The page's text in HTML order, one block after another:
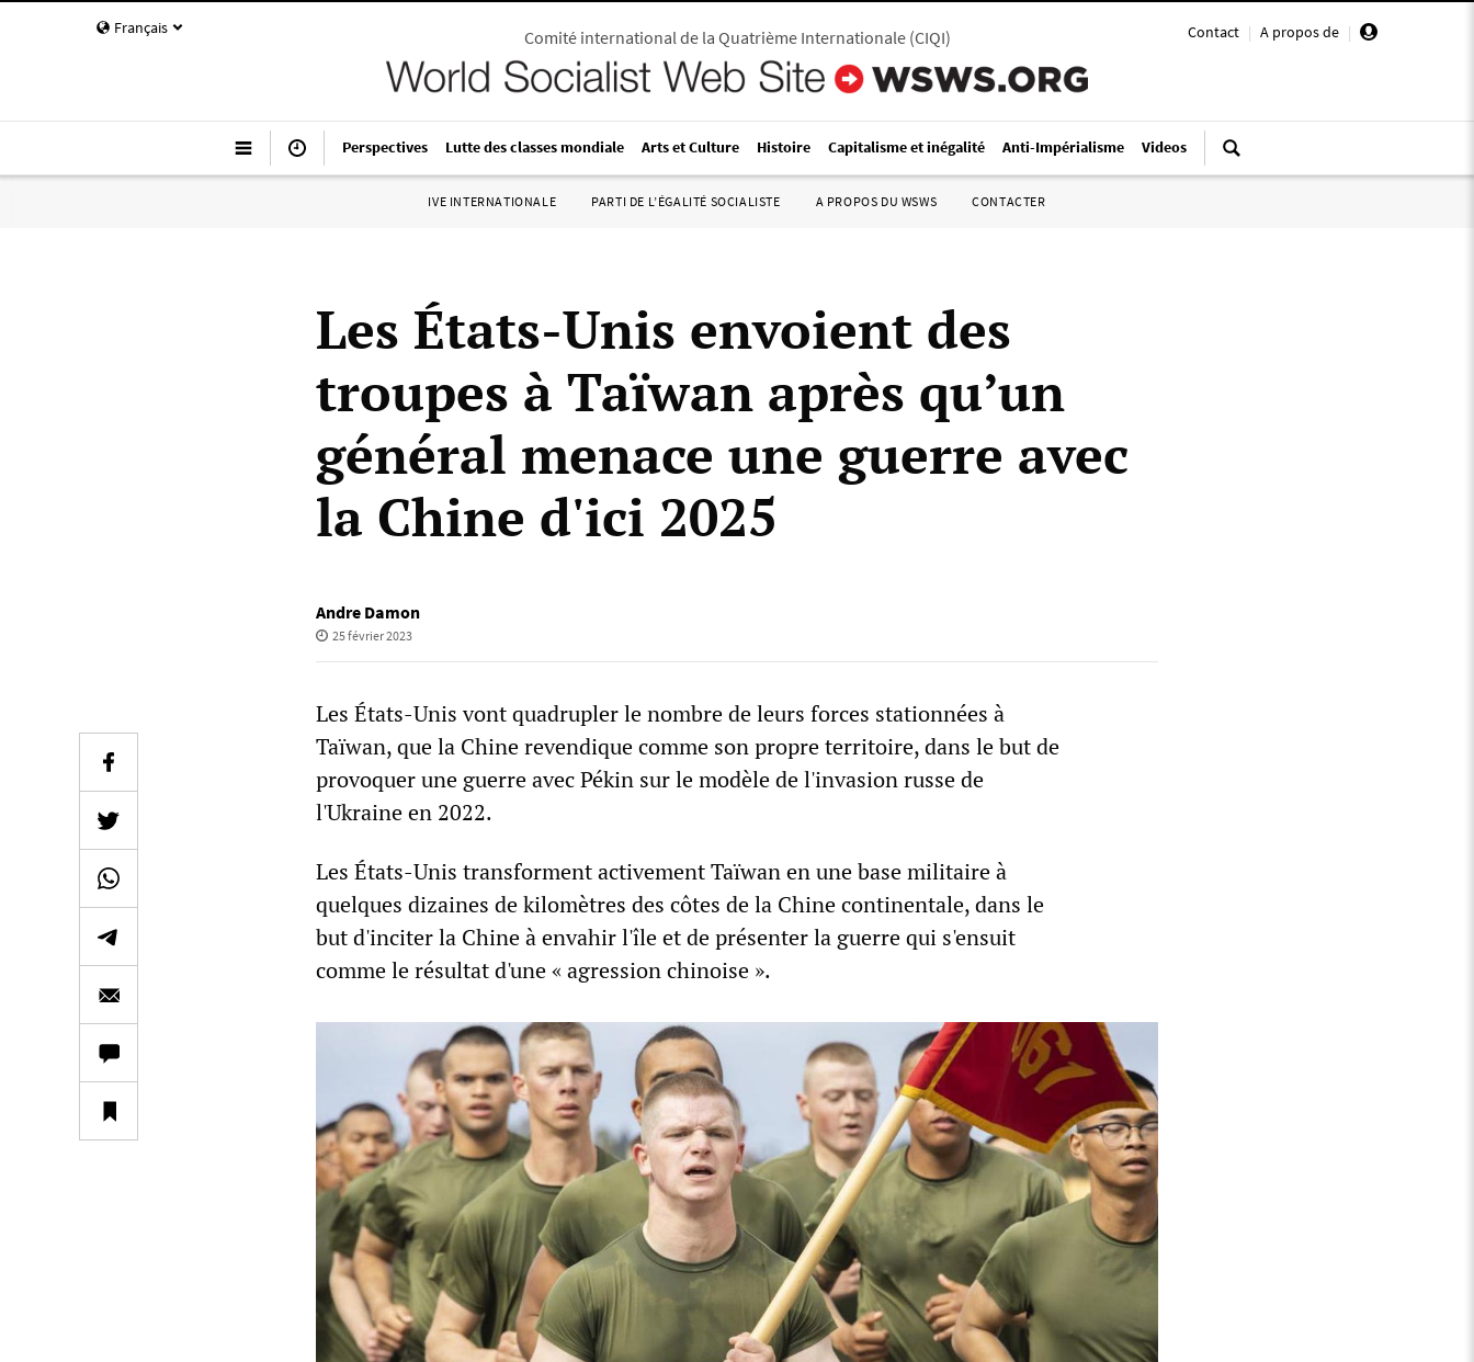
Français Contact | A propos de |
Comité international de la Quatrième Internationale(CIQI)
Perspectives Lutte des classes mondiale Arts et Culture Histoire Capitalisme et inégalité Anti-Impérialisme Videos
IVE INTERNATIONALE PARTI DE L’ÉGALITÉ SOCIALISTE A PROPOS DU WSWS CONTACTER
Les États-Unis envoient des
troupes à Taïwan après qu’un
général menace une guerre avec
la Chine d'ici 2025
Andre Damon
25 février 2023
Les États-Unis vont quadrupler le nombre de leurs forces stationnées à
Taïwan, que la Chine revendique comme son propre territoire, dans le but de
provoquer une guerre avec Pékin sur le modèle de l'invasion russe de
l'Ukraine en 2022.
Les États-Unis transforment activement Taïwan en une base militaire à
quelques dizaines de kilomètres des côtes de la Chine continentale, dans le
but d'inciter la Chine à envahir l'île et de présenter la guerre qui s'ensuit
comme le résultat d'une « agression chinoise ».